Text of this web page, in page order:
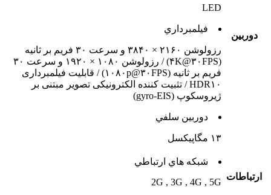
دوربين
LED
فيلمبرداري
رزولوشن ۲۱۶۰ × ۳۸۴۰ و سرعت ۳۰ فریم بر ثانیه
(۴K@۳۰FPS) / رزولوشن ۱۰۸۰ × ۱۹۲۰ و سرعت ۳۰
فریم بر ثانیه (۱۰۸۰p@۳۰FPS) / قابلیت فیلمبرداری
HDR۱۰ / تثبیت کننده الکترونیکی تصویر مبتنی بر
ژیروسکوپ (gyro-EIS)
دوربين سلفي
۱۳ مگاپیکسل
ارتباطات
شبکه هاي ارتباطي
2G , 3G , 4G , 5G